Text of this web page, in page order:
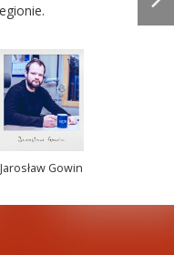
Jarosław Gowin